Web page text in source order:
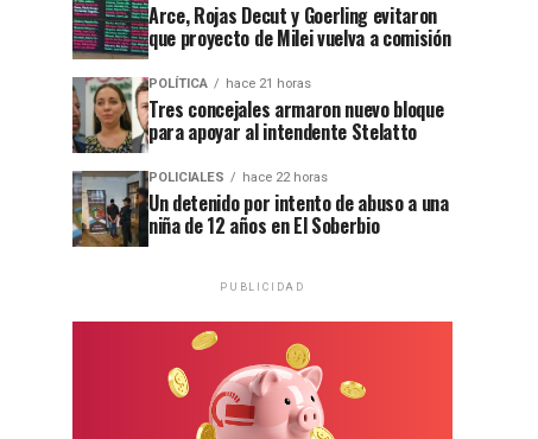
Arce, Rojas Decut y Goerling evitaron
que proyecto de Milei vuelva a comisión
POLÍTICA hace 21 horas
Tres concejales armaron nuevo bloque
para apoyar al intendente Stelatto
POLICIALES hace 22 horas
Un detenido por intento de abuso a una
niña de 12 años en El Soberbio
PUBLICIDAD